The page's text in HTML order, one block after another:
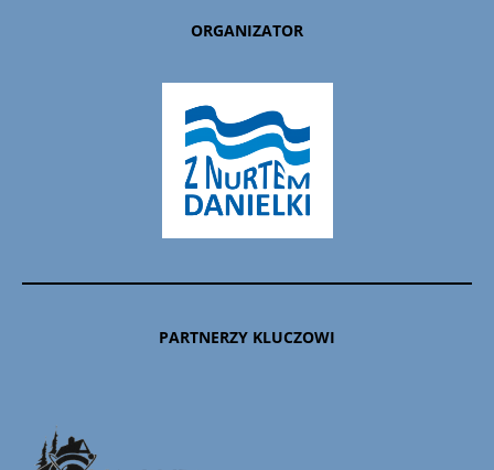
ORGANIZATOR
PARTNERZY KLUCZOWI